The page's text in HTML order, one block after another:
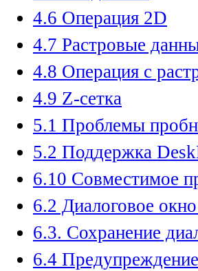
4.6 Операция 2D
4.7 Растровые
4.8 Операция с
4.9 Z-сетка
5.1 Проблемы
5.2 Поддержка
6.10 Совместимое
6.2 Диалоговое
6.3. Сохранение
6.4